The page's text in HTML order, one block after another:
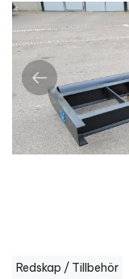
Redskap / Tillbehör